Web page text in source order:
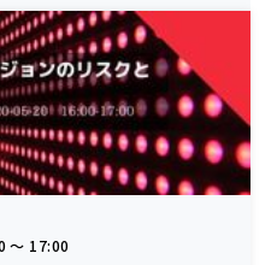
〜 17:00